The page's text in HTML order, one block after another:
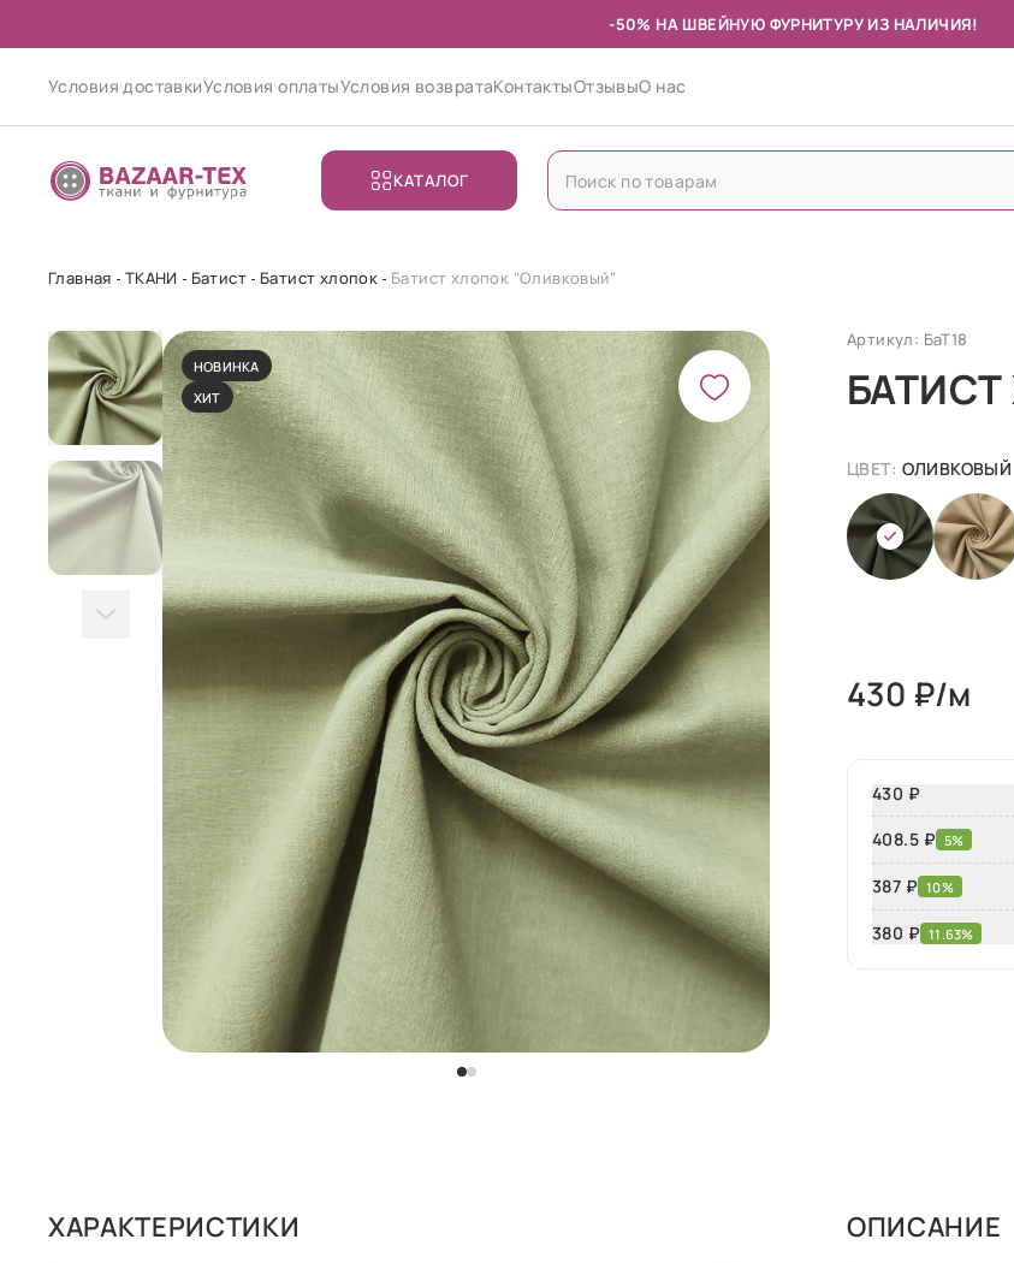
-50% НА ШВЕЙНУЮ ФУРНИТУРУ ИЗ НАЛИЧИЯ!
Условия доставкиУсловия оплатыУсловия возвратаКонтактыОтзывыО нас
КАТАЛОГ
Главная ТКАНИ Батист Батист хлопок Батист хлопок "Оливковый"
НОВИНКА
ХИТ
Артикул: БаТ18
ЦВЕТ: ОЛИВКОВЫЙ
430 ₽/м
430 ₽
408.5 ₽ 5%
387 ₽ 10%
380 ₽ 11.63%
ХАРАКТЕРИСТИКИ ОПИСАНИЕ